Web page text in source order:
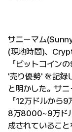
サニーマム
(現地時間)、
「ビットコイン
'売り優勢' を記録
と明かした。サ
「12万ドルから
8万8000~9万ド
成されていること